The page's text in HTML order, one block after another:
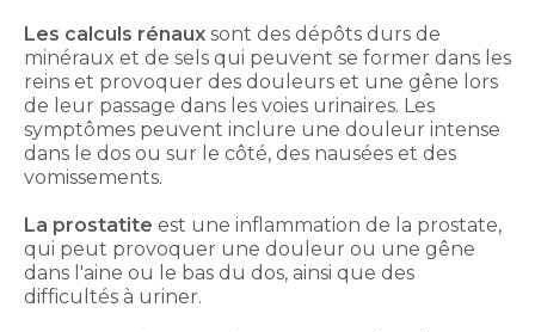
Les calculs rénaux sont des dépôts durs de
minéraux et de sels qui peuvent se former dans les
reins et provoquer des douleurs et une gêne lors
de leur passage dans les voies urinaires. Les
symptômes peuvent inclure une douleur intense
dans le dos ou sur le côté, des nausées et des
vomissements.
La prostatite est une inflammation de la prostate,
qui peut provoquer une douleur ou une gêne
dans l'aine ou le bas du dos, ainsi que des
difficultés à uriner.